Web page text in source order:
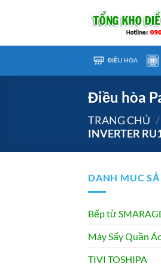
ĐIỀU HÒA
Điều hòa
TRANG CHỦ /
INVERTER
DANH MUC
Bếp từ
Máy Sấy Quần
TIVI TOSHIPA